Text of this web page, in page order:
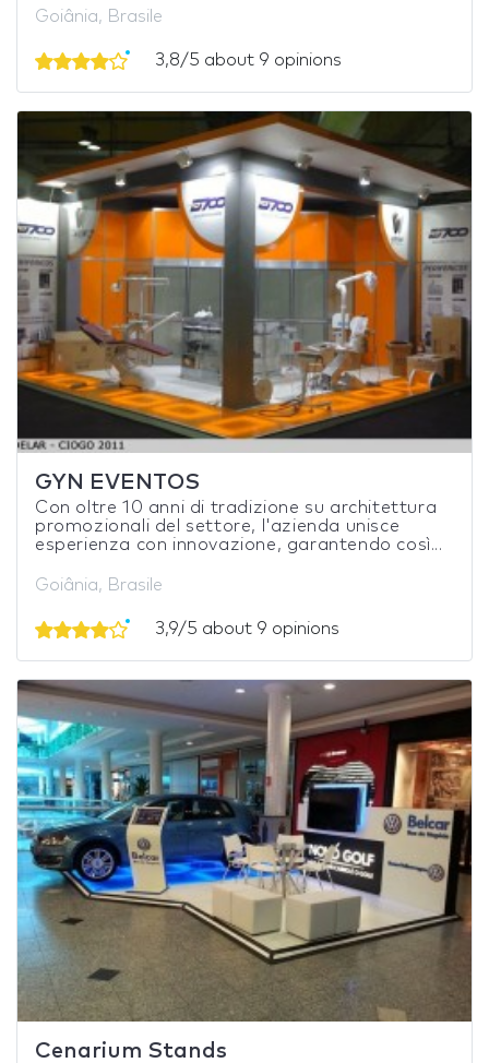
Goiânia, Brasile
3,8/5 about 9 opinions
GYN EVENTOS
Con oltre 10 anni di tradizione su architettura
promozionali del settore, l'azienda unisce
esperienza con innovazione, garantendo così...
Goiânia, Brasile
3,9/5 about 9 opinions
Cenarium Stands